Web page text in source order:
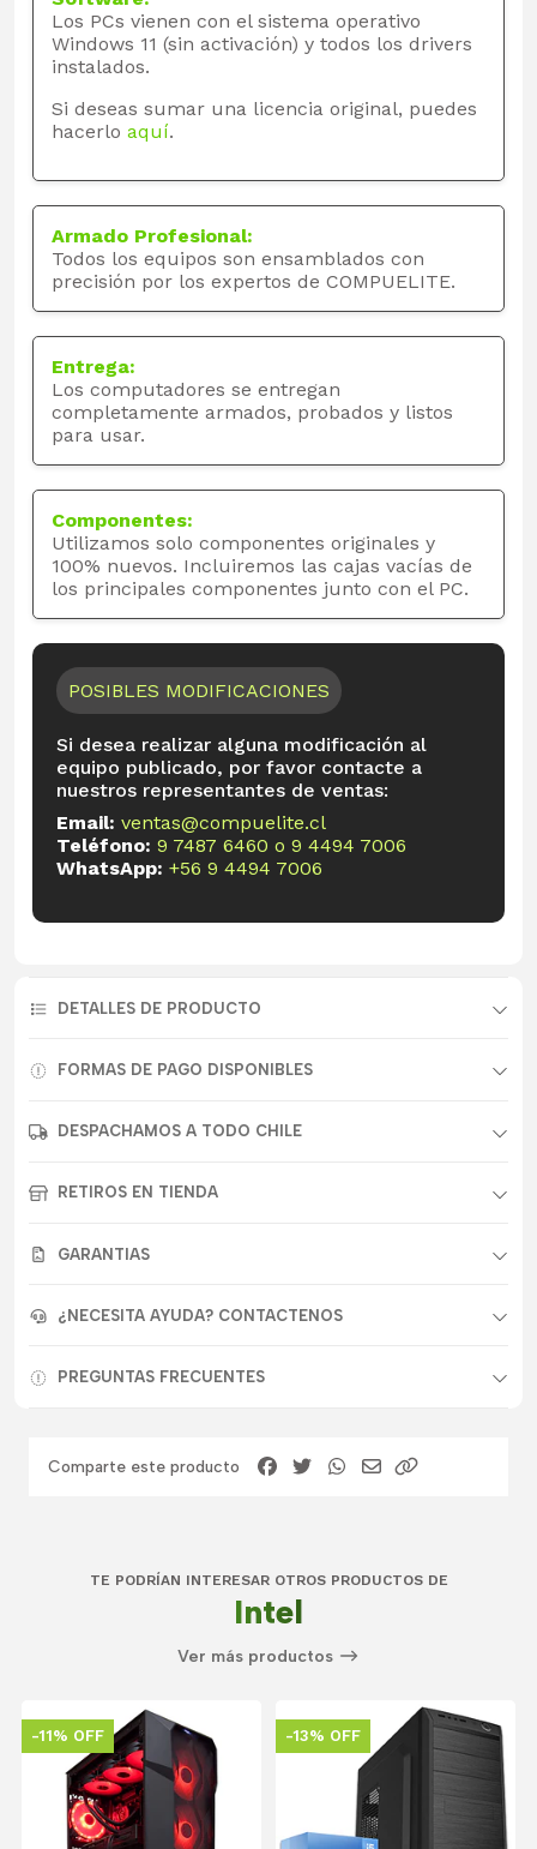
Los PCs vienen con el sistema operativo
Windows 11 (sin activación) y todos los drivers
instalados.
Si deseas sumar una licencia original, puedes
hacerlo aquí.
Armado Profesional:
Todos los equipos son ensamblados con
precisión por los expertos de COMPUELITE.
Entrega:
Los computadores se entregan
completamente armados, probados y listos
para usar.
Componentes:
Utilizamos solo componentes originales y
100% nuevos. Incluiremos las cajas vacías de
los principales componentes junto con el PC.
POSIBLES MODIFICACIONES
Si desea realizar alguna modificación al
equipo publicado, por favor contacte a
nuestros representantes de ventas:
Email: ventas@compuelite.cl
Teléfono: 9 7487 6460 o 9 4494 7006
WhatsApp: +56 9 4494 7006
DETALLES DE PRODUCTO
FORMAS DE PAGO DISPONIBLES
DESPACHAMOS A TODO CHILE
RETIROS EN TIENDA
GARANTIAS
¿NECESITA AYUDA? CONTACTENOS
PREGUNTAS FRECUENTES
Comparte este producto
TE PODRÍAN INTERESAR OTROS PRODUCTOS DE
Intel
Ver más productos
-11% OFF -13% OFF